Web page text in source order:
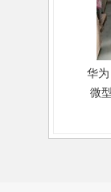
华为
微